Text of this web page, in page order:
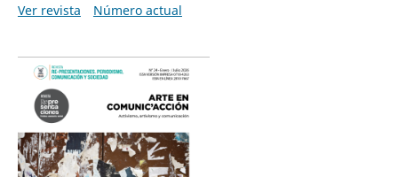
Ver revista
Número actual